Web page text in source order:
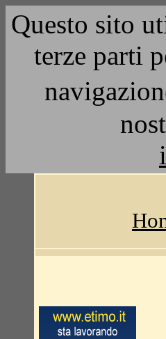
Questo sito
terze parti